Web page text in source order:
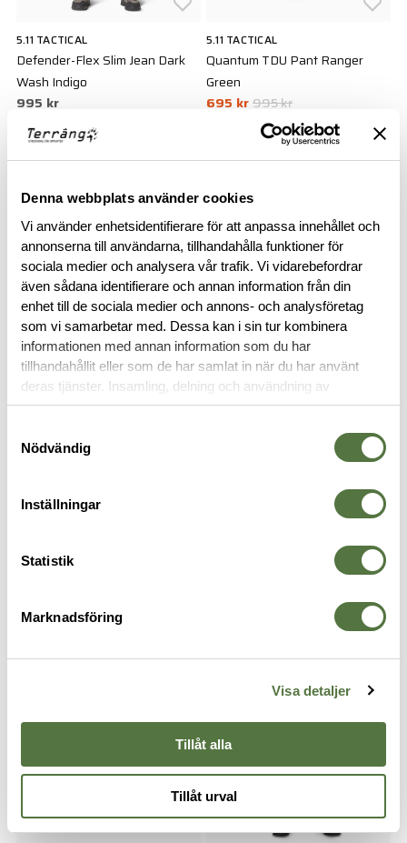
Denna webbplats använder cookies
Vi använder enhetsidentifierare för att anpassa innehållet och
annonserna till användarna, tillhandahålla funktioner för
sociala medier och analysera vår trafik. Vi vidarebefordrar
även sådana identifierare och annan information från din
enhet till de sociala medier och annons- och analysföretag
som vi samarbetar med. Dessa kan i sin tur kombinera
informationen med annan information som du har
tillhandahållit eller som de har samlat in när du har använt
deras tjänster. Insamling, delning och användning av
personuppgifter kan användas för personalisering av
Nödvändig
Inställningar
Statistik
Marknadsföring
Visa detaljer
Tillåt alla
Tillåt urval
5.11 TACTICAL
Defender-Flex Slim Jean Dark
Wash Indigo
995 kr
5.11 TACTICAL
Quantum TDU Pant Ranger
Green
695 kr995 kr
Legitimering krävs
PRO Mission
ARC'TERYX PRO
Assault Pant AR Gen2 Wolf
3 995 kr
5.11 TACTICAL
Apex Pant Black
995 kr
-30%
Stryke Short Black
-30%